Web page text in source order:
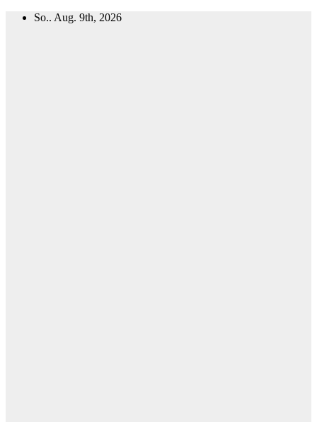
Zum
So.. Aug. 9th, 2026